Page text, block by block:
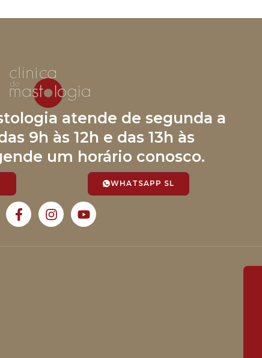
atende de segunda a
9h às 12h e das 13h às
um horário conosco.
WHATSAPP SL